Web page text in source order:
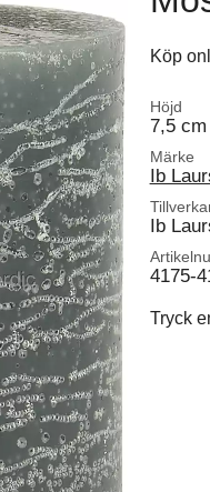
Köp
Höjd
7,5 cm
Märke
Ib
Ib
4175-
Tryck